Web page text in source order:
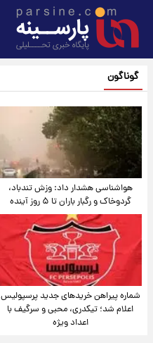
گوناگون
هواشناسی هشدار داد: وزش تندباد،
گردوخاک و رگبار باران تا ۵ روز آینده
شماره پیراهن خریدهای جدید پرسپولیس
اعلام شد؛ تیکدری، محبی و سرگیف با
اعداد ویژه